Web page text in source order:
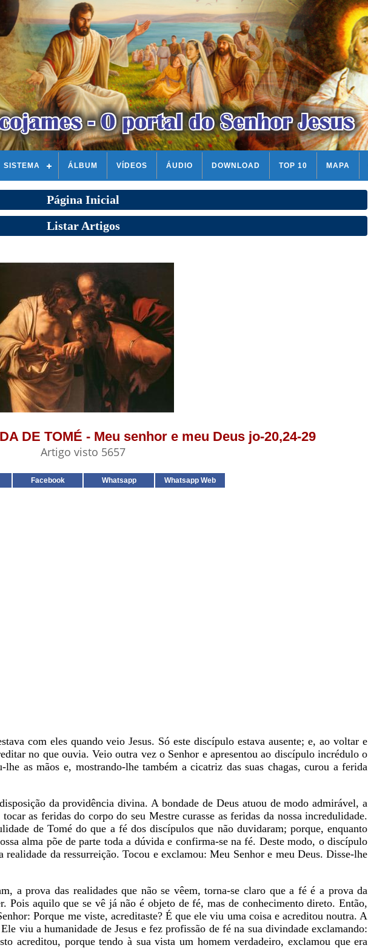
SISTEMA ÁLBUM VÍDEOS ÁUDIO DOWNLOAD TOP 10 MAPA
Página Inicial
Listar Artigos
DE TOMÉ - Meu senhor e meu Deus jo-20,24-29
Artigo visto 5657
Facebook Whatsapp Whatsapp Web
com eles quando veio Jesus. Só este discípulo estava ausente; e, ao voltar e
no que ouvia. Veio outra vez o Senhor e apresentou ao discípulo incrédulo o
lhe as mãos e, mostrando-lhe também a cicatriz das suas chagas, curou a ferida
da providência divina. A bondade de Deus atuou de modo admirável, a
as feridas do corpo do seu Mestre curasse as feridas da nossa incredulidade.
de Tomé do que a fé dos discípulos que não duvidaram; porque, enquanto
alma põe de parte toda a dúvida e confirma-se na fé. Deste modo, o discípulo
da ressurreição. Tocou e exclamou: Meu Senhor e meu Deus. Disse-lhe
a prova das realidades que não se vêem, torna-se claro que a fé é a prova da
Pois aquilo que se vê já não é objeto de fé, mas de conhecimento direto. Então,
Porque me viste, acreditaste? É que ele viu uma coisa e acreditou noutra. A
viu a humanidade de Jesus e fez profissão de fé na sua divindade exclamando:
acreditou, porque tendo à sua vista um homem verdadeiro, exclamou que era